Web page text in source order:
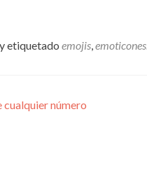
y etiquetado emojis emoticones
cualquier número